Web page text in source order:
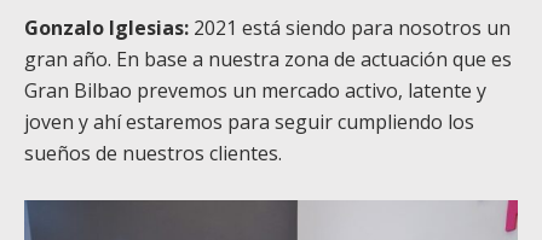
Gonzalo Iglesias: 2021 está siendo para nosotros un
gran año. En base a nuestra zona de actuación que es
Gran Bilbao prevemos un mercado activo, latente y
joven y ahí estaremos para seguir cumpliendo los
sueños de nuestros clientes.